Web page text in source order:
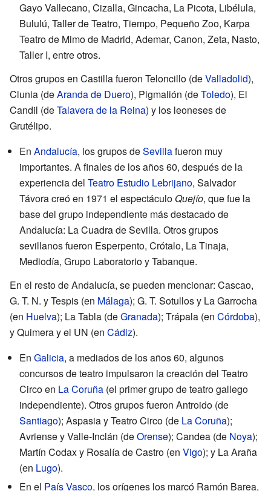
Gayo Vallecano, Cizalla, Gincacha, La Picota, Libélula,
Bululú, Taller de Teatro, Tiempo, Pequeño Zoo, Karpa
Teatro de Mimo de Madrid, Ademar, Canon, Zeta, Nasto,
Taller I, entre otros.
Otros grupos en Castilla fueron Teloncillo (deValladolid),
Clunia (deAranda de Duero), Pigmalión (deToledo), El
Candil (deTalavera de la Reina) y los leoneses de
Grutélipo.
En Andalucía, los grupos deSevillafueron muy
importantes. A finales de los años 60, después de la
experiencia del Teatro Estudio Lebrijano, Salvador
Távora creó en 1971 el espectáculo Quejío, que fue la
base del grupo independiente más destacado de
Andalucía: La Cuadra de Sevilla. Otros grupos
sevillanos fueron Esperpento, Crótalo, La Tinaja,
Mediodía, Grupo Laboratorio y Tabanque.
En el resto de Andalucía, se pueden mencionar: Cascao,
G. T. N. y Tespis (en Málaga); G. T. Sotullos y La Garrocha
(en Huelva); La Tabla (deGranada); Trápala (en Córdoba),
y Quimera y el UN (en Cádiz).
En Galicia, a mediados de los años 60, algunos
concursos de teatro impulsaron la creación del Teatro
Circo en La Coruña (el primer grupo de teatro gallego
independiente). Otros grupos fueron Antroido (de
Santiago); Aspasia y Teatro Circo (de La Coruña);
Avriense y Valle-Inclán (deOrense); Candea (de Noya);
Martín Codax y Rosalía de Castro (en Vigo); y La Araña
(en Lugo).
En el País Vasco, los orígenes los marcó Ramón Barea,